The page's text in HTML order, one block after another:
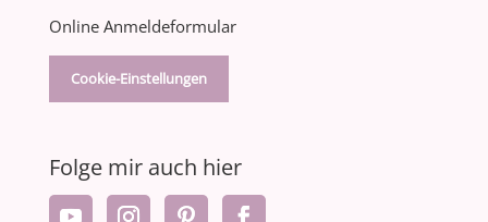
Online Anmeldeformular
Cookie-Einstellungen
Folge mir auch hier